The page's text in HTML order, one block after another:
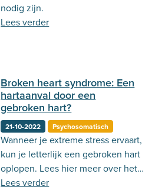
nodig zijn.
Lees verder
Broken heart syndrome: Een
hartaanval door een
gebroken hart?
21-10-2022 Psychosomatisch
Wanneer je extreme stress ervaart,
kun je letterlijk een gebroken hart
oplopen. Lees hier meer over het
broken heart syndrome
Lees verder